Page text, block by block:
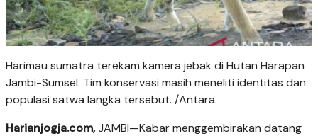
Harimau sumatra terekam kamera jebak di Hutan Harapan
Jambi-Sumsel. Tim konservasi masih meneliti identitas dan
populasi satwa langka tersebut. /Antara.
Harianjogja.com,JAMBI—Kabar menggembirakan datang